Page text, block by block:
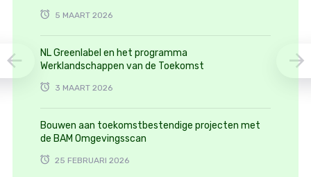
5 MAART 2026
NL Greenlabel en het programma
Werklandschappen van de Toekomst
3 MAART 2026
Bouwen aan toekomstbestendige projecten met
de BAM Omgevingsscan
25 FEBRUARI 2026